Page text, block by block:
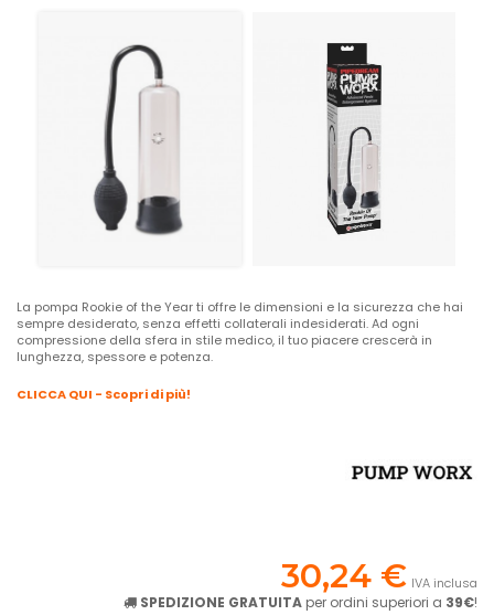
La pompa Rookie of the Year ti offre le dimensioni e la sicurezza che hai
sempre desiderato, senza effetti collaterali indesiderati. Ad ogni
compressione della sfera in stile medico, il tuo piacere crescerà in
lunghezza, spessore e potenza.
CLICCA QUI - Scopri di più!
30,24 € IVA inclusa
SPEDIZIONE GRATUITA per ordini superiori a 39€!